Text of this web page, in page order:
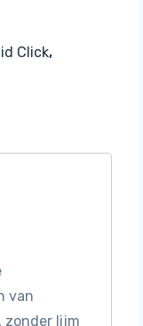
Click,
van
zonder lijm